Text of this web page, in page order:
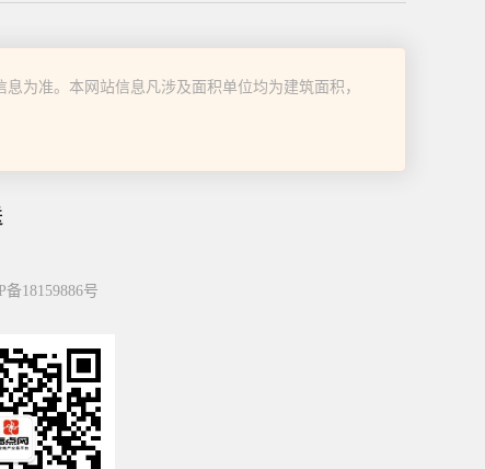
为准。本网站信息凡涉及面积单位均为建筑面积，
18159886号